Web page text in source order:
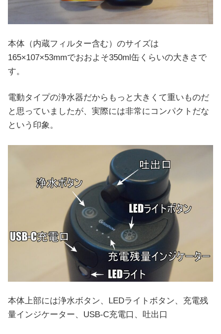
本体（内蔵フィルター含む）のサイズは
165×107×53mmでおおよそ350ml缶くらいの大きさで
す。
電動タイプの浄水器だからもっと大きくて重いものだ
と思っていましたが、実際には非常にコンパクトだな
という印象。
本体上部には浄水ボタン、LEDライトボタン、充電残
量インジケーター、USB-C充電口、吐出口